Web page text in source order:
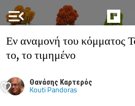
menu_open
Εν αναμονή του κόμματος
το, το τιμημένο
Θανάσης Καρτερός
Kouti Pandoras